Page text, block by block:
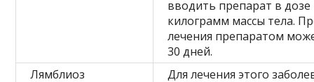
вводить препарат в
килограмм массы тела.
лечения препаратом
30 дней.
Лямблиоз
Для лечения этого